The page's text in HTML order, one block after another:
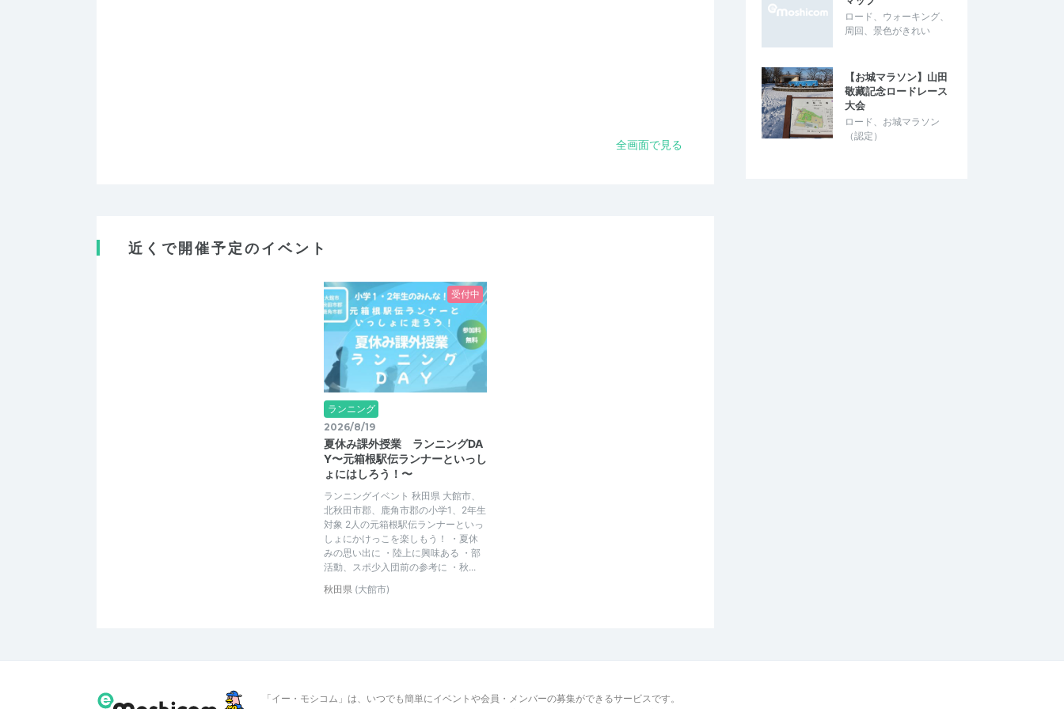
全画面で見る
近くで開催予定のイベント
受付中
ランニング
2026/8/19
夏休み課外授業 ランニングDA
Y〜元箱根駅伝ランナーといっし
ょにはしろう！〜
ランニングイベント 秋田県 大館市、
北秋田市郡、鹿角市郡の小学1、2年生
対象 2人の元箱根駅伝ランナーといっ
しょにかけっこを楽しもう！ ・夏休
みの思い出に ・陸上に興味ある ・部
活動、スポ少入団前の参考に ・秋...
秋田県 (大館市)
ロード、ウォーキング、
周回、景色がきれい
【お城マラソン】山田
敬藏記念ロードレース
大会
ロード、お城マラソン
（認定）
「イー・モシコム」は、いつでも簡単にイベントや会員・メンバーの募集ができるサービスです。